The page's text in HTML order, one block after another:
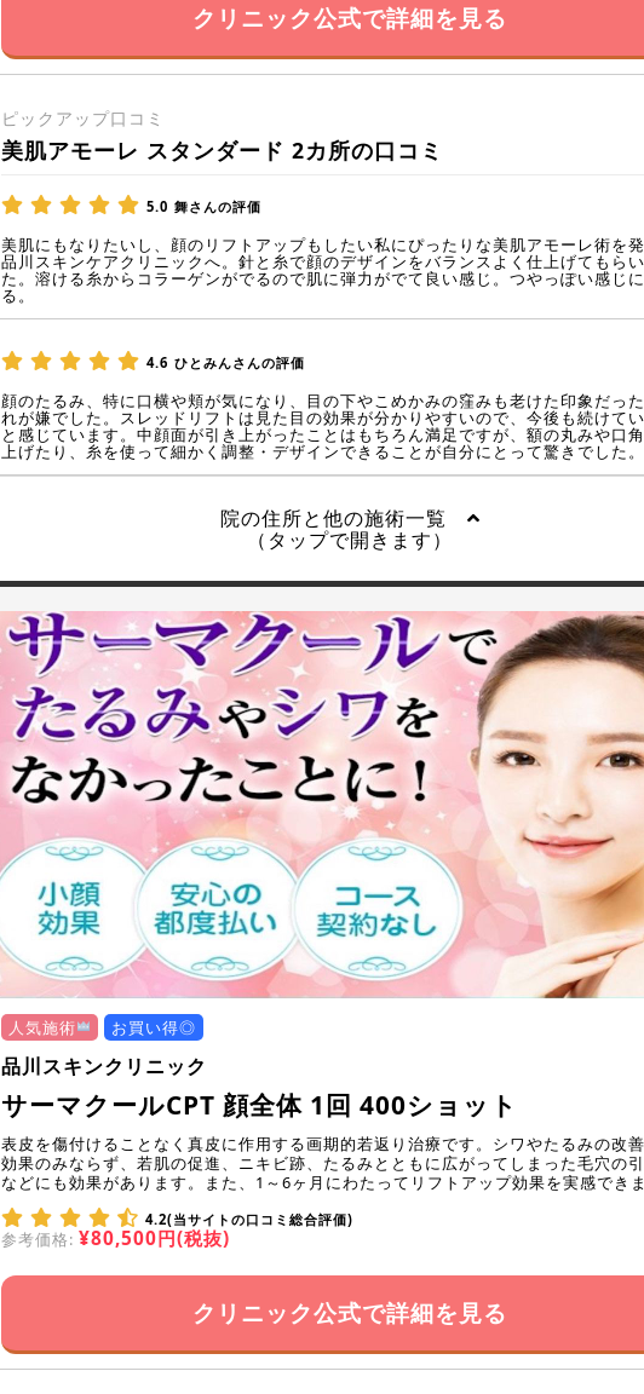
クリニック公式で詳細を見る
ピックアップ口コミ
美肌アモーレ スタンダード 2カ所の口コミ
5.0 舞さんの評価
美肌にもなりたいし、顔のリフトアップもしたい私にぴったりな美肌アモーレ術を
品川スキンケアクリニックへ。針と糸で顔のデザインをバランスよく仕上げてもら
た。溶ける糸からコラーゲンがでるので肌に弾力がでて良い感じ。つやっぽい感じ
る。
4.6 ひとみんさんの評価
顔のたるみ、特に口横や頬が気になり、目の下やこめかみの窪みも老けた印象だっ
れが嫌でした。スレッドリフトは見た目の効果が分かりやすいので、今後も続けて
と感じています。中顔面が引き上がったことはもちろん満足ですが、額の丸みや口
上げたり、糸を使って細かく調整・デザインできることが自分にとって驚きでした。
院の住所と他の施術一覧
（タップで開きます）
人気施術 お買い得◎
品川スキンクリニック
サーマクールCPT 顔全体 1回 400ショット
表皮を傷付けることなく真皮に作用する画期的若返り治療です。シワやたるみの改
効果のみならず、若肌の促進、ニキビ跡、たるみとともに広がってしまった毛穴の
などにも効果があります。また、1～6ヶ月にわたってリフトアップ効果を実感できま
4.2(当サイトの口コミ総合評価)
参考価格: ¥80,500円(税抜)
クリニック公式で詳細を見る